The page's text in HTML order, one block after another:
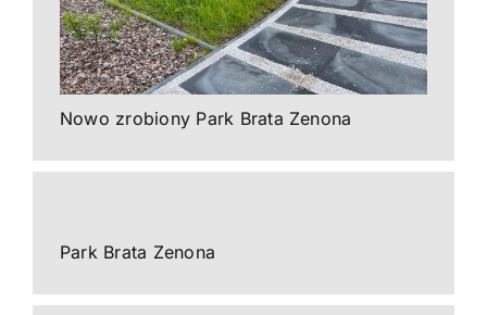
Nowo zrobiony Park Brata Zenona
Park Brata Zenona